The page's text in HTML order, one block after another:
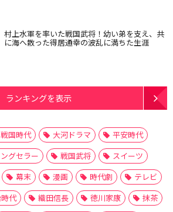
村上水軍を率いた戦国武将！幼い弟を支え、共
に海へ散った得居通幸の波乱に満ちた生涯
ランキングを表示
戦国時代 大河ドラマ
平安時代
グセラー 戦国武将
スイーツ
幕末 漫画 時代劇
テレビ
代 織田信長 徳川家康
抹茶